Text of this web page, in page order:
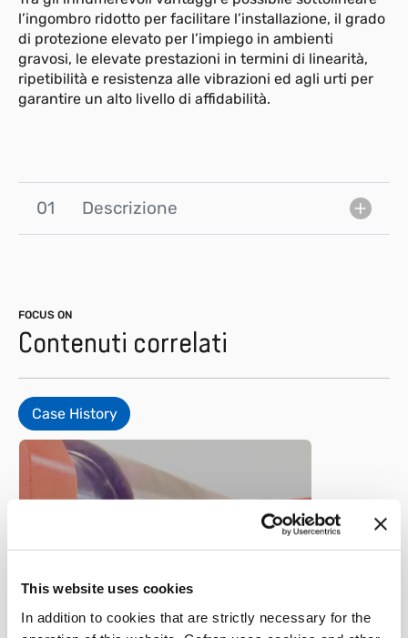
This website uses cookies
In addition to cookies that are strictly necessary for the
l’ingombro ridotto per facilitare l’installazione, il grado
di protezione elevato per l’impiego in ambienti
gravosi, le elevate prestazioni in termini di linearità,
ripetibilità e resistenza alle vibrazioni ed agli urti per
garantire un alto livello di affidabilità.
01 Descrizione
FOCUS ON
Contenuti correlati
Case History